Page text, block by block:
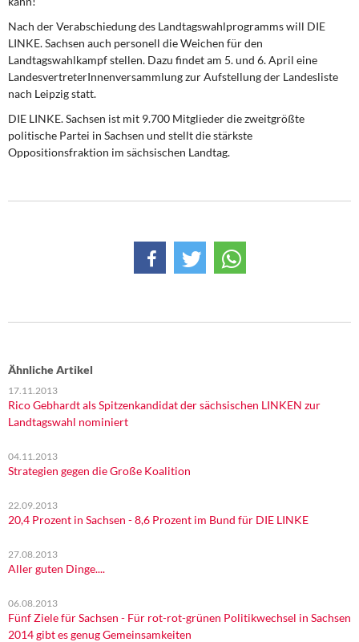
Nach der Verabschiedung des Landtagswahlprogramms will DIE
LINKE. Sachsen auch personell die Weichen für den
Landtagswahlkampf stellen. Dazu findet am 5. und 6. April eine
LandesvertreterInnenversammlung zur Aufstellung der Landesliste
nach Leipzig statt.
DIE LINKE. Sachsen ist mit 9.700 Mitglieder die zweitgrößte
politische Partei in Sachsen und stellt die stärkste
Oppositionsfraktion im sächsischen Landtag.
Ähnliche Artikel
17.11.2013
Rico Gebhardt als Spitzenkandidat der sächsischen LINKEN zur
Landtagswahl nominiert
04.11.2013
Strategien gegen die Große Koalition
22.09.2013
20,4 Prozent in Sachsen - 8,6 Prozent im Bund für DIE LINKE
27.08.2013
Aller guten Dinge....
06.08.2013
Fünf Ziele für Sachsen - Für rot-rot-grünen Politikwechsel in Sachsen
2014 gibt es genug Gemeinsamkeiten